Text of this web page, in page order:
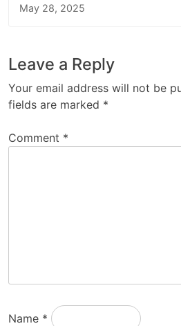
May 28, 2025
Leave a Reply
Your email address will not be
fields are marked *
Comment *
Name *